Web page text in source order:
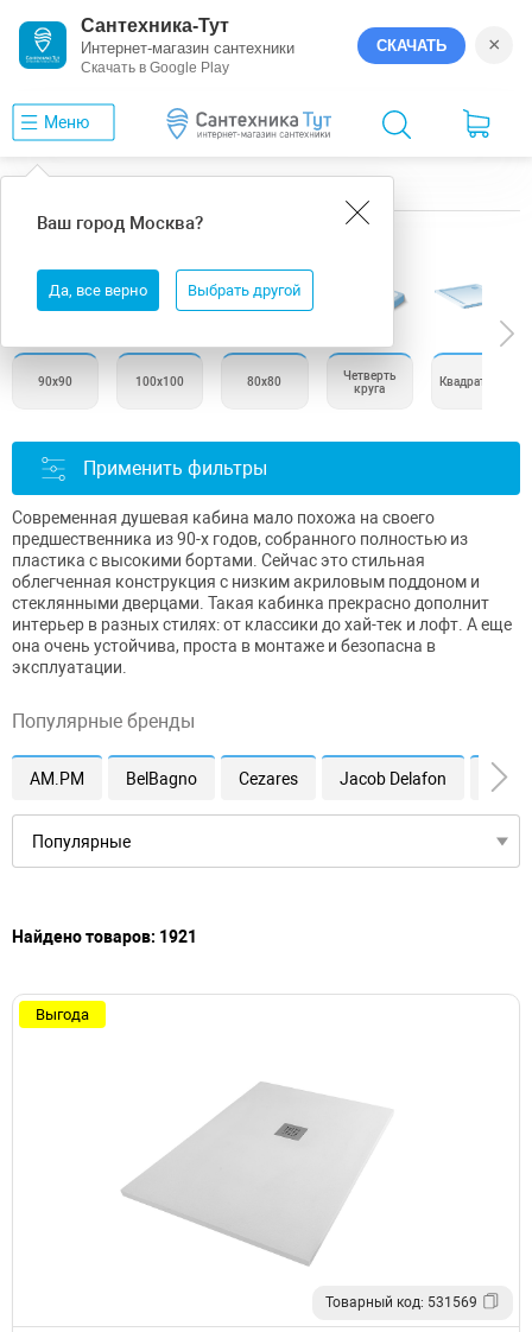
Сантехника-Тут
Интернет-магазин сантехники
Скачать в Google Play
СКАЧАТЬ ×
Меню
Ваш город Москва?
Да, все верно Выбрать другой
Душевые поддоны
90х90 100х100 80х80
Четверть
круга
Квадратные
Применить фильтры
Современная душевая кабина мало похожа на своего
предшественника из 90-х годов, собранного полностью из
пластика с высокими бортами. Сейчас это стильная
облегченная конструкция с низким акриловым поддоном и
стеклянными дверцами. Такая кабинка прекрасно дополнит
интерьер в разных стилях: от классики до хай-тек и лофт. А еще
она очень устойчива, проста в монтаже и безопасна в
эксплуатации.
Популярные бренды
AM.PM BelBagno Cezares Jacob Delafon
Найдено товаров: 1921
Выгода
Товарный код: 531569